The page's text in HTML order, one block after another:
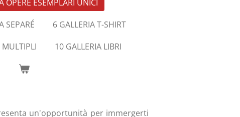
OPERE ESEMPLARI UNICI
SEPARÉ
6 GALLERIA T-SHIRT
MULTIPLI
10 GALLERIA LIBRI
un'opportunità per immergerti